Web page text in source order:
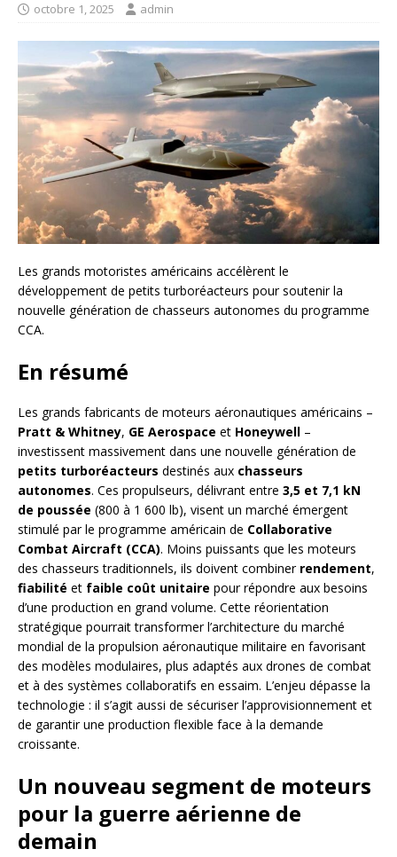
octobre 1, 2025 admin
Les grands motoristes américains accélèrent le
développement de petits turboréacteurs pour soutenir la
nouvelle génération de chasseurs autonomes du programme
CCA.
En résumé
Les grands fabricants de moteurs aéronautiques américains –
Pratt & Whitney, GE Aerospace et Honeywell –
investissent massivement dans une nouvelle génération de
petits turboréacteurs destinés aux chasseurs
autonomes. Ces propulseurs, délivrant entre 3,5 et 7,1 kN
de poussée (800 à 1 600 lb), visent un marché émergent
stimulé par le programme américain de Collaborative
Combat Aircraft (CCA). Moins puissants que les moteurs
des chasseurs traditionnels, ils doivent combiner rendement,
fiabilité et faible coût unitaire pour répondre aux besoins
d’une production en grand volume. Cette réorientation
stratégique pourrait transformer l’architecture du marché
mondial de la propulsion aéronautique militaire en favorisant
des modèles modulaires, plus adaptés aux drones de combat
et à des systèmes collaboratifs en essaim. L’enjeu dépasse la
technologie : il s’agit aussi de sécuriser l’approvisionnement et
de garantir une production flexible face à la demande
croissante.
Un nouveau segment de moteurs
pour la guerre aérienne de
demain